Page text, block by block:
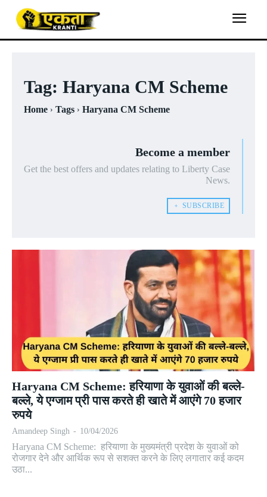
Tag: Haryana CM Scheme
Home Tags Haryana CM Scheme
Become a member
Get the best offers and updates relating to Liberty Case
News.
﹢ SUBSCRIBE
Haryana CM Scheme: हरियाणा के युवाओं की बल्ले-
बल्ले, ये एग्जाम प्री पास करते ही खाते में आएंगे 70 हजार
रुपये
Amandeep Singh - 10/04/2026
Haryana CM Scheme: हरियाणा के मुख्यमंत्री प्रदेश के युवाओं को
रोजगार देने और आर्थिक रूप से सशक्त करने के लिए लगातार कई कदम
उठा...